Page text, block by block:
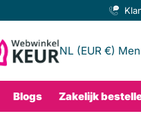
NL (EUR €)
Blogs Zakelijk